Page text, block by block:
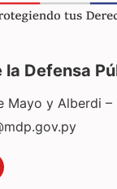
la Defensa
Mayo y Alberdi –